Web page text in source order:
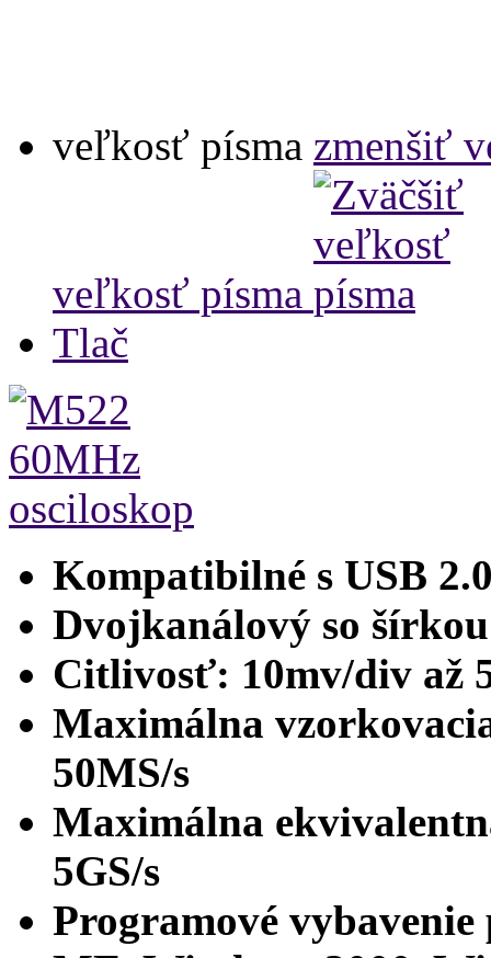
veľkosť písma zmenšiť
veľkosť písma
Tlač
Kompatibilné s USB
Dvojkanálový so
Citlivosť: 10mv/div až
Maximálna
50MS/s
Maximálna
5GS/s
Programové